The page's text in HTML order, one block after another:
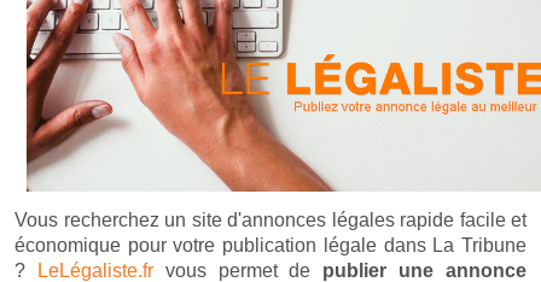
Vous recherchez un site d'annonces légales rapide facile et
économique pour votre publication légale dans La Tribune
?
LeLégaliste.frvous permet de publier une annonce